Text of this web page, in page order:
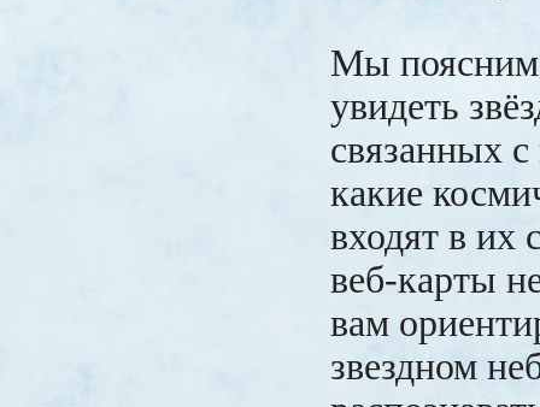
Мы поясним
увидеть
связанных
какие
входят в их
веб-карты
вам
звездном